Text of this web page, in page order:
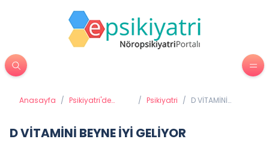
Anasayfa / Psikiyatri'de
/ Psikiyatri / D VİTAMİNİ
D VİTAMİNİ BEYNE İYİ GELİYOR